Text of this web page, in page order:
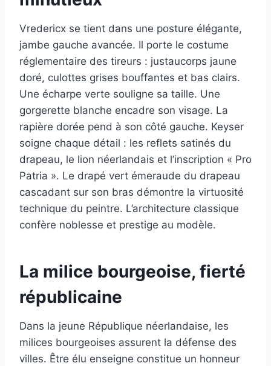
Vredericx se tient dans une posture élégante,
jambe gauche avancée. Il porte le costume
réglementaire des tireurs : justaucorps jaune
doré, culottes grises bouffantes et bas clairs.
Une écharpe verte souligne sa taille. Une
gorgerette blanche encadre son visage. La
rapière dorée pend à son côté gauche. Keyser
soigne chaque détail : les reflets satinés du
drapeau, le lion néerlandais et l’inscription « Pro
Patria ». Le drapé vert émeraude du drapeau
cascadant sur son bras démontre la virtuosité
technique du peintre. L’architecture classique
confère noblesse et prestige au modèle.
La milice bourgeoise, fierté
républicaine
Dans la jeune République néerlandaise, les
milices bourgeoises assurent la défense des
villes. Être élu enseigne constitue un honneur